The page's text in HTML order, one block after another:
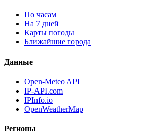
По часам
На 7 дней
Карты погоды
Ближайшие города
Данные
Open-Meteo API
IP-API.com
IPInfo.io
OpenWeatherMap
Регионы